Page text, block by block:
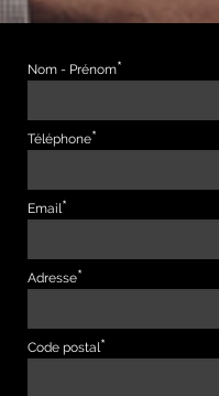
Nom - Prénom
Téléphone
Email
Adresse
Code postal